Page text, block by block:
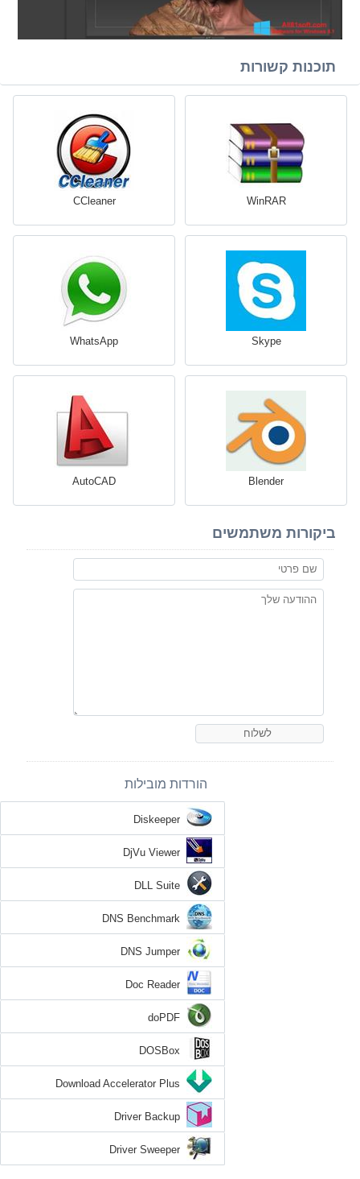
תוכנות קשורות
WinRAR
CCleaner
Skype
WhatsApp
Blender
AutoCAD
ביקורות משתמשים
הורדות מובילות
Diskeeper
DjVu Viewer
DLL Suite
DNS Benchmark
DNS Jumper
Doc Reader
doPDF
DOSBox
Download Accelerator Plus
Driver Backup
Driver Sweeper